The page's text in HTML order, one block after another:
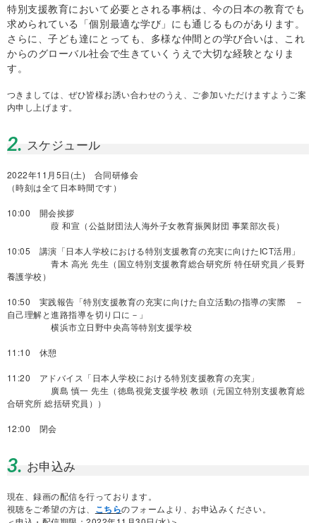
特別支援教育において必要とされる事柄は、今の日本の教育でも
求められている「個別最適な学び」にも通じるものがあります。
さらに、子ども達にとっても、多様な仲間との学び合いは、これ
からのグローバル社会で生きていくうえで大切な経験となりま
す。
つきましては、ぜひ皆様お誘い合わせのうえ、ご参加いただけますようご案
内申し上げます。
2. スケジュール
2022年11月5日(土) 合同研修会
（時刻は全て日本時間です）
10:00 開会挨拶
葭 和宣（公益財団法人海外子女教育振興財団 事業部次長）
10:05 講演「日本人学校における特別支援教育の充実に向けたICT活用」
青木 高光 先生（国立特別支援教育総合研究所 特任研究員／長野
養護学校）
10:50 実践報告「特別支援教育の充実に向けた自立活動の指導の実際 －
自己理解と進路指導を切り口に－」
横浜市立日野中央高等特別支援学校
11:10 休憩
11:20 アドバイス「日本人学校における特別支援教育の充実」
廣島 慎一 先生（徳島視覚支援学校 教頭（元国立特別支援教育総
合研究所 総括研究員））
12:00 閉会
3. お申込み
現在、録画の配信を行っております。
視聴をご希望の方は、 こちらのフォームより、お申込みください。